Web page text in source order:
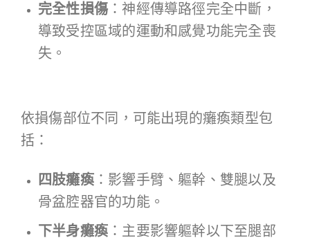
完全性損傷 ：神經傳導路徑完全中斷，
導致受控區域的運動和感覺功能完全喪
失。
依損傷部位不同，可能出現的癱瘓類型包
括：
四肢癱瘓：影響手臂、軀幹、雙腿以及
骨盆腔器官的功能。
下半身癱瘓 ：主要影響軀幹以下至腿部